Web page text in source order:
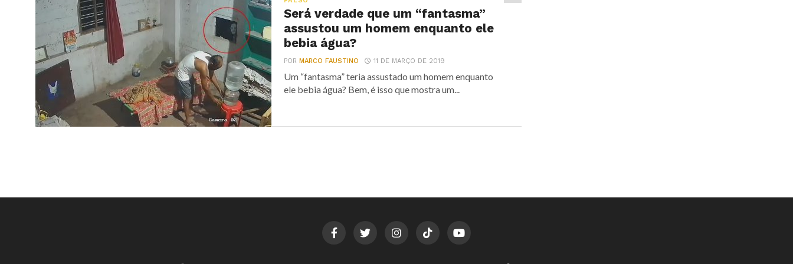
Será verdade que um “fantasma”
assustou um homem enquanto ele
bebia água?
PORMARCO FAUSTINO 11 DE MARÇO DE 2019
Um “fantasma” teria assustado um homem enquanto
ele bebia água? Bem, é isso que mostra um...